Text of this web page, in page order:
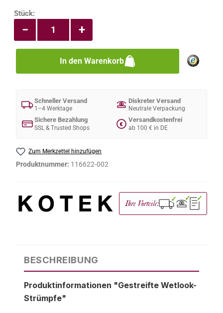
Produkt Anzahl: Gib den gewünschten
Stück:
+
−
In den Warenkorb
Schneller Versand
1–4 Werktage
Diskreter Versand
Neutrale Verpackung
Sichere Bezahlung
SSL & Trusted Shops
€
Versandkostenfrei
ab 100 € in DE
Zum Merkzettel hinzufügen
Produktnummer: 116622-002
Ihre Vorteile: ✓ ✓ ✓
BESCHREIBUNG
Produktinformationen "Gestreifte Wetlook-
Strümpfe"